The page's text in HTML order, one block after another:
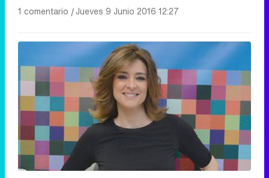
1 comentario |Jueves 9 Junio 2016 12:27